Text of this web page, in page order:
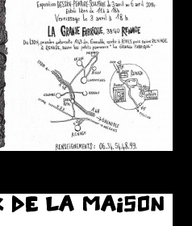
DE LA MAISON